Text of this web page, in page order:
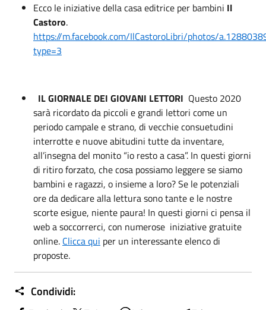
Ecco le iniziative della casa editrice per bambini Il
Castoro.
https://m.facebook.com/IlCastoroLibri/photos/
type=3
IL GIORNALE DEI GIOVANI LETTORI Questo 2020
sarà ricordato da piccoli e grandi lettori come un
periodo campale e strano, di vecchie consuetudini
interrotte e nuove abitudini tutte da inventare,
all’insegna del monito “io resto a casa”. In questi giorni
di ritiro forzato, che cosa possiamo leggere se siamo
bambini e ragazzi, o insieme a loro? Se le potenziali
ore da dedicare alla lettura sono tante e le nostre
scorte esigue, niente paura! In questi giorni ci pensa il
web a soccorrerci, con numerose iniziative gratuite
online. Clicca qui per un interessante elenco di
proposte.
Condividi: